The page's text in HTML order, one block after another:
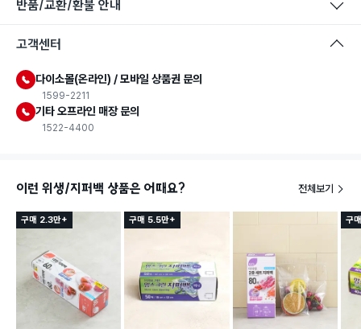
반품/교환/환불 안내
고객센터
다이소몰(온라인) / 모바일 상품권 문의
1599-2211
기타 오프라인 매장 문의
1522-4400
이런 위생/지퍼백 상품은 어때요? 전체보기
구매 2.3만+ 구매 5.5만+ 구